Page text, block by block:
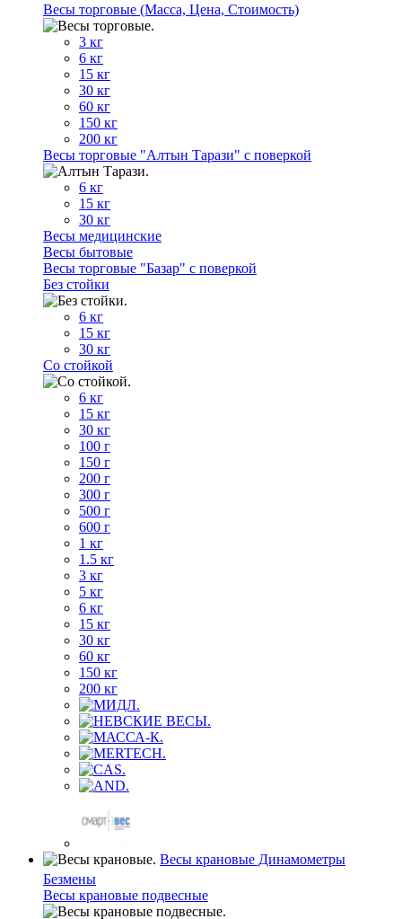
Весы торговые (Масса, Цена, Стоимость)
3 кг
6 кг
15 кг
30 кг
60 кг
150 кг
200 кг
Весы торговые "Алтын Тарази" с поверкой
6 кг
15 кг
30 кг
Весы медицинские
Весы бытовые
Весы торговые "Базар" с поверкой
Без стойки
6 кг
15 кг
30 кг
Со стойкой
6 кг
15 кг
30 кг
100 г
150 г
200 г
300 г
500 г
600 г
1 кг
1.5 кг
3 кг
5 кг
6 кг
15 кг
30 кг
60 кг
150 кг
200 кг
Весы крановые Динамометры
Безмены
Весы крановые подвесные